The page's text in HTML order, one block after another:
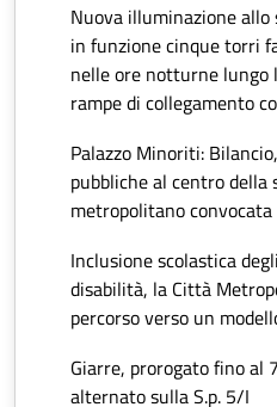
Nuova illuminazione allo
in funzione cinque torri
nelle ore notturne lungo
rampe di collegamento
Palazzo Minoriti:
pubbliche al centro della
metropolitano
Inclusione scolastica
disabilità, la Città
percorso verso un
Giarre, prorogato fino al
alternato sulla S.p. 5/I